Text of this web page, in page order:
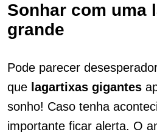
Sonhar com uma
grande
Pode parecer
que lagartixas gigantes
sonho! Caso tenha
importante ficar alerta. O